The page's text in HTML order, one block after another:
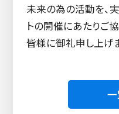
未来の為の活動を、
トの開催にあたりご
皆様に御礼申し上げ